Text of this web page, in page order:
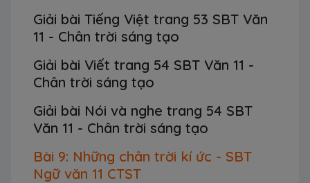
Giải bài Tiếng Việt trang 53 SBT Văn
11 - Chân trời sáng tạo
Giải bài Viết trang 54 SBT Văn 11 -
Chân trời sáng tạo
Giải bài Nói và nghe trang 54 SBT
Văn 11 - Chân trời sáng tạo
Bài 9: Những chân trời kí ức - SBT
Ngữ văn 11 CTST